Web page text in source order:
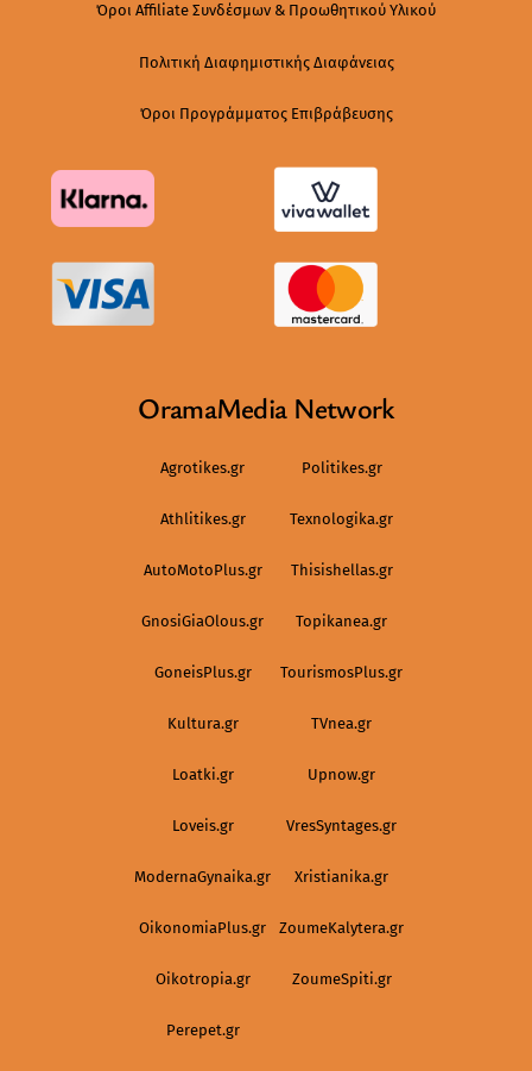
Όροι Affiliate Συνδέσμων & Προωθητικού Υλικού
Πολιτική Διαφημιστικής Διαφάνειας
Όροι Προγράμματος Επιβράβευσης
OramaMedia Network
Agrotikes.gr Politikes.gr
Athlitikes.gr Texnologika.gr
AutoMotoPlus.gr Thisishellas.gr
GnosiGiaOlous.gr Topikanea.gr
GoneisPlus.gr TourismosPlus.gr
Kultura.gr TVnea.gr
Loatki.gr Upnow.gr
Loveis.gr VresSyntages.gr
ModernaGynaika.gr Xristianika.gr
OikonomiaPlus.gr ZoumeKalytera.gr
Oikotropia.gr ZoumeSpiti.gr
Perepet.gr